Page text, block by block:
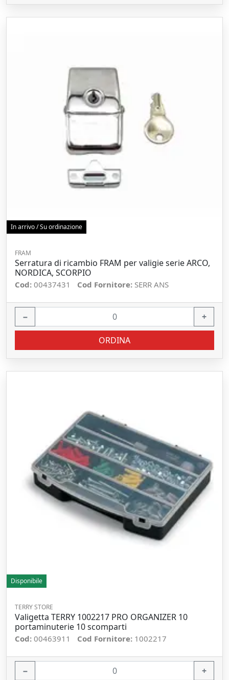
In arrivo / Su ordinazione
FRAM
Serratura di ricambio FRAM per valigie serie ARCO,
NORDICA, SCORPIO
Cod: 00437431 Cod Fornitore: SERR ANS
− +
ORDINA
Disponibile
TERRY STORE
Valigetta TERRY 1002217 PRO ORGANIZER 10
portaminuterie 10 scomparti
Cod: 00463911 Cod Fornitore: 1002217
− +